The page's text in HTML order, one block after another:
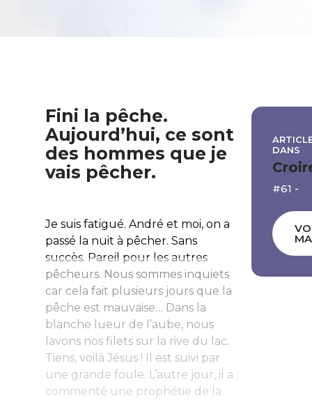
Fini la pêche.
Aujourd’hui, ce sont
des hommes que je
vais pêcher.
Je suis fatigué. André et moi, on a
passé la nuit à pêcher. Sans
succès. Pareil pour les autres
pêcheurs. Nous sommes inquiets
car cela fait plusieurs jours que la
pêche est mauvaise… Dans la
blanche lueur de l’aube, nous
lavons nos filets sur la rive du lac.
Tiens, voilà Jésus ! Il est suivi par
une grande foule. L’autre jour, il a
commenté une prophétie de la
DANS
#61 -